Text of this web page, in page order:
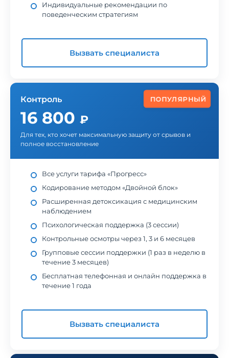
Индивидуальные рекомендации по
поведенческим стратегиям
Вызвать специалиста
ПОПУЛЯРНЫЙ
Контроль
16 800 ₽
Для тех, кто хочет максимальную защиту от срывов и
полное восстановление
Все услуги тарифа «Прогресс»
Кодирование методом «Двойной блок»
Расширенная детоксикация с медицинским
наблюдением
Психологическая поддержка (3 сессии)
Контрольные осмотры через 1, 3 и 6 месяцев
Групповые сессии поддержки (1 раз в неделю в
течение 3 месяцев)
Бесплатная телефонная и онлайн поддержка в
течение 1 года
Вызвать специалиста